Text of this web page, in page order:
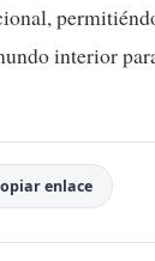
interior
enlace